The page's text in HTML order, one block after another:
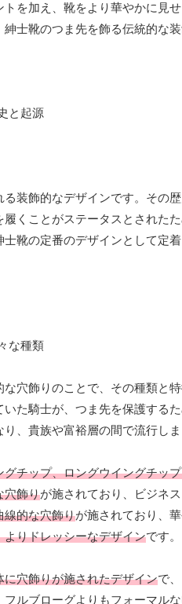
を加え、靴をより華やかに見
士靴のつま先を飾る伝統的な
装飾的なデザインです。その
くことがステータスとされた
靴の定番のデザインとして定
穴飾りのことで、その種類と
た騎士が、つま先を保護する
、貴族や富裕層の間で流行しま
チップ、ロングウイングチッ
穴飾りが施されており、ビジネ
線的な穴飾りが施されており、
りドレッシーなデザインです。
穴飾りが施されたデザインで
フルブローグよりもフォーマルな